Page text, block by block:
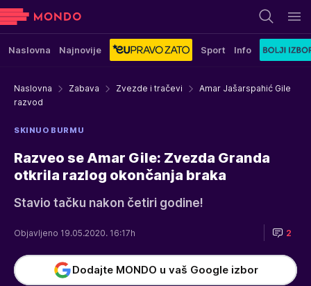
Naslovna Najnovije Sport Info
Naslovna Zabava Zvezde i tračevi
Amar Jašarspahić Gile
razvod
SKINUO BURMU
Razveo se Amar Gile: Zvezda Granda
otkrila razlog okončanja braka
Stavio tačku nakon četiri godine!
Objavljeno 19.05.2020. 16:17h 2
Dodajte MONDO u vaš Google izbor